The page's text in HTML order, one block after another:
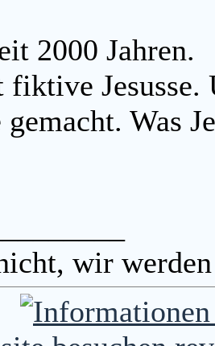
2000 Jahren.
fiktive Jesusse.
Was
wir